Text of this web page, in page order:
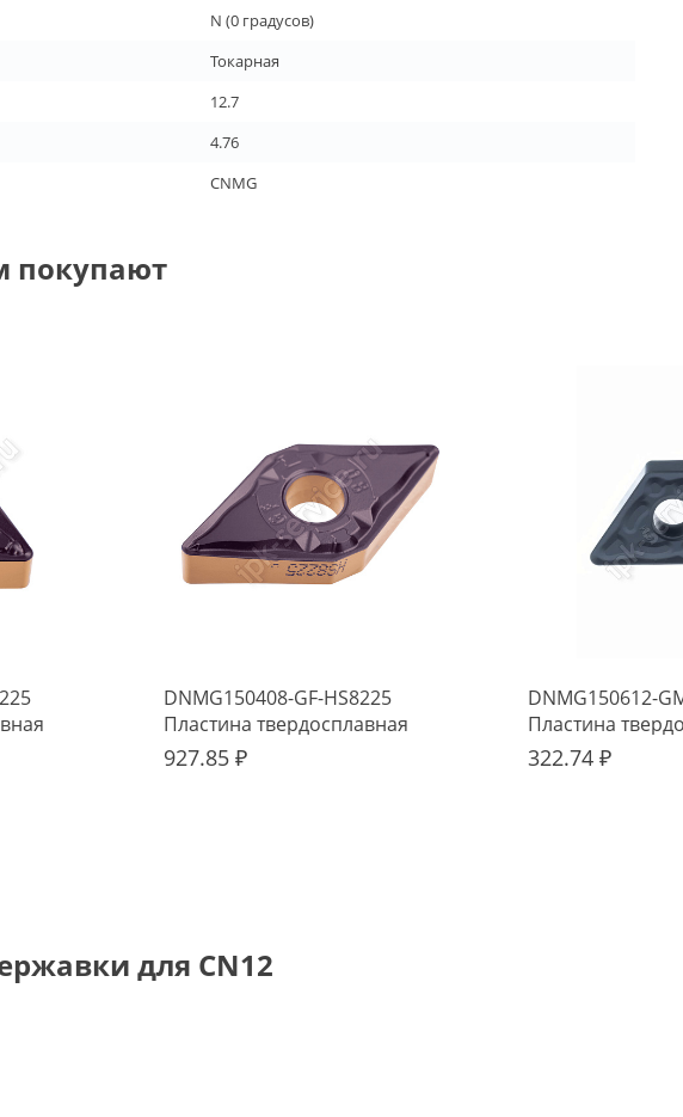
N (0 градусов)
Токарная
12.7
4.76
CNMG
покупают
DNMG150408-GF-HS8225
Пластина твердосплавная
Hadsto
927.85 ₽
DNMG150612-
Пластина
322.74 ₽
для CN12